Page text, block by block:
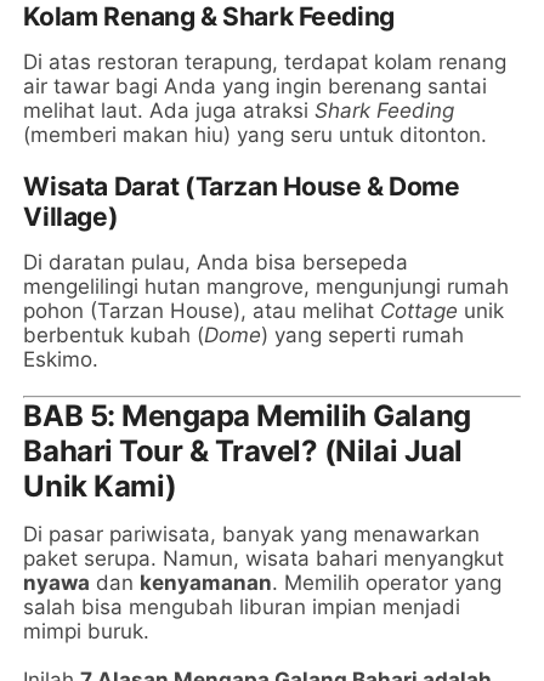
Kolam Renang & Shark Feeding
Di atas restoran terapung, terdapat kolam renang
air tawar bagi Anda yang ingin berenang santai
melihat laut. Ada juga atraksiShark Feeding
(memberi makan hiu) yang seru untuk ditonton.
Wisata Darat (Tarzan House & Dome
Village)
Di daratan pulau, Anda bisa bersepeda
mengelilingi hutan mangrove, mengunjungi rumah
pohon (Tarzan House), atau melihat Cottage unik
berbentuk kubah (Dome) yang seperti rumah
Eskimo.
BAB 5: Mengapa Memilih Galang
Bahari Tour & Travel? (Nilai Jual
Unik Kami)
Di pasar pariwisata, banyak yang menawarkan
paket serupa. Namun, wisata bahari menyangkut
nyawa dan kenyamanan. Memilih operator yang
salah bisa mengubah liburan impian menjadi
mimpi buruk.